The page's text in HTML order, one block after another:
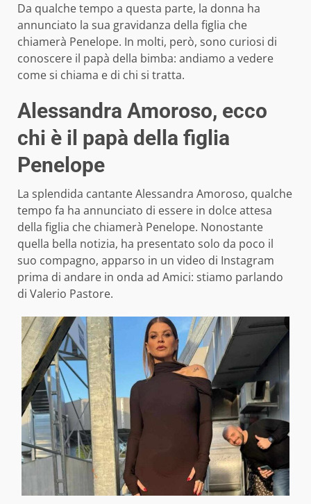
Da qualche tempo a questa parte, la donna ha
annunciato la sua gravidanza della figlia che
chiamerà Penelope. In molti, però, sono curiosi di
conoscere il papà della bimba: andiamo a vedere
come si chiama e di chi si tratta.
Alessandra Amoroso, ecco
chi è il papà della figlia
Penelope
La splendida cantante Alessandra Amoroso, qualche
tempo fa ha annunciato di essere in dolce attesa
della figlia che chiamerà Penelope. Nonostante
quella bella notizia, ha presentato solo da poco il
suo compagno, apparso in un video di Instagram
prima di andare in onda ad Amici: stiamo parlando
di Valerio Pastore.